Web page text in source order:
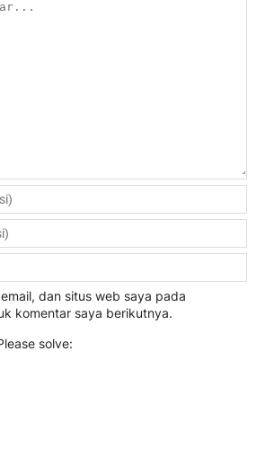
dan situs web saya pada
komentar saya berikutnya.
solve: